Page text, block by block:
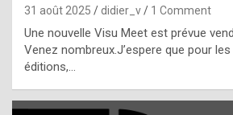
g
h
t
f
31 août 2025 didier_v 1 Comment
Une nouvelle Visu Meet est prévue
Venez nombreux.J’espere que pour
éditions,…